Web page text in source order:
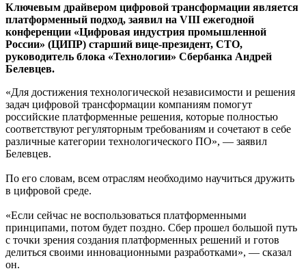
Ключевым драйвером цифровой трансформации является
платформенный подход, заявил на VIII ежегодной
конференции «Цифровая индустрия промышленной
России» (ЦИПР) старший вице-президент, CTO,
руководитель блока «Технологии» Сбербанка Андрей
Белевцев.
«Для достижения технологической независимости и решения
задач цифровой трансформации компаниям помогут
российские платформенные решения, которые полностью
соответствуют регуляторным требованиям и сочетают в себе
различные категории технологического ПО», — заявил
Белевцев.
По его словам, всем отраслям необходимо научиться дружить
в цифровой среде.
«Если сейчас не воспользоваться платформенными
принципами, потом будет поздно. Сбер прошел большой путь
с точки зрения создания платформенных решений и готов
делиться своими инновационными разработками», — сказал
он.